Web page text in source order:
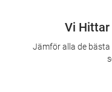
Vi
Jämför alla de bästa